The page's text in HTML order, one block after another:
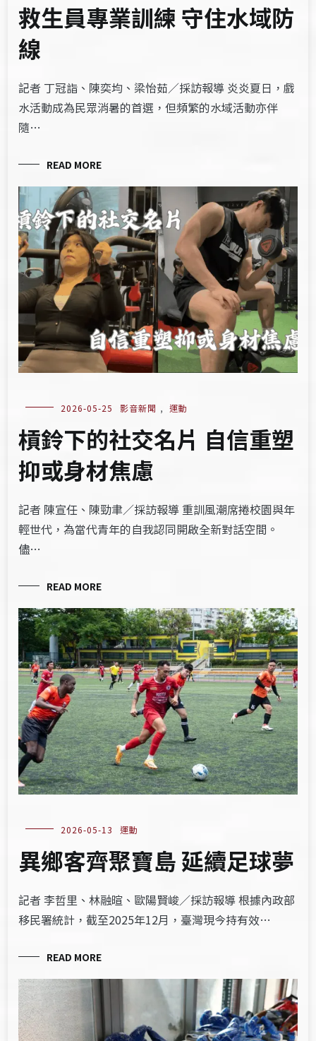
救生員專業訓練 守住水域防
線
記者 丁冠詣、陳奕均、梁怡茹／採訪報導 炎炎夏日，戲
水活動成為民眾消暑的首選，但頻繁的水域活動亦伴
隨…
READ MORE
2026-05-25 影音新聞 , 運動
槓鈴下的社交名片 自信重塑
抑或身材焦慮
記者 陳宣任、陳勁聿／採訪報導 重訓風潮席捲校園與年
輕世代，為當代青年的自我認同開啟全新對話空間。
儘…
READ MORE
2026-05-13 運動
異鄉客齊聚寶島 延續足球夢
記者 李哲里、林融暄、歐陽賢峻／採訪報導 根據內政部
移民署統計，截至2025年12月，臺灣現今持有效…
READ MORE